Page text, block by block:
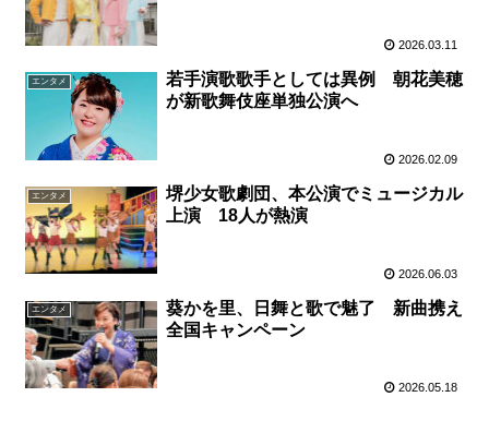
2026.03.11
エンタメ
若手演歌歌手としては異例 朝花美穂
が新歌舞伎座単独公演へ
2026.02.09
エンタメ
堺少女歌劇団、本公演でミュージカル
上演 18人が熱演
2026.06.03
エンタメ
葵かを里、日舞と歌で魅了 新曲携え
全国キャンペーン
2026.05.18